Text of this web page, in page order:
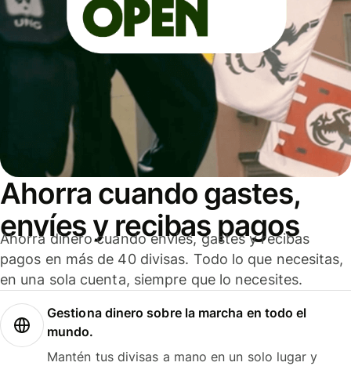
Ahorra cuando gastes,
envíes y recibas pagos
Ahorra dinero cuando envíes, gastes y recibas
pagos en más de 40 divisas. Todo lo que necesitas,
en una sola cuenta, siempre que lo necesites.
Gestiona dinero sobre la marcha en todo el
mundo.
Mantén tus divisas a mano en un solo lugar y